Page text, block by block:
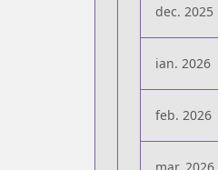
dec. 2025
ian. 2026
feb. 2026